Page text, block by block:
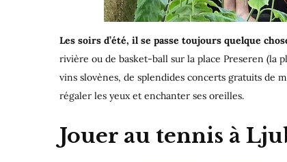
Les soirs d’été, il se passe toujours quelque
rivière ou de basket-ball sur la place Preseren (la
vins slovènes, de splendides concerts gratuits de
régaler les yeux et enchanter ses oreilles.
Jouer au tennis à